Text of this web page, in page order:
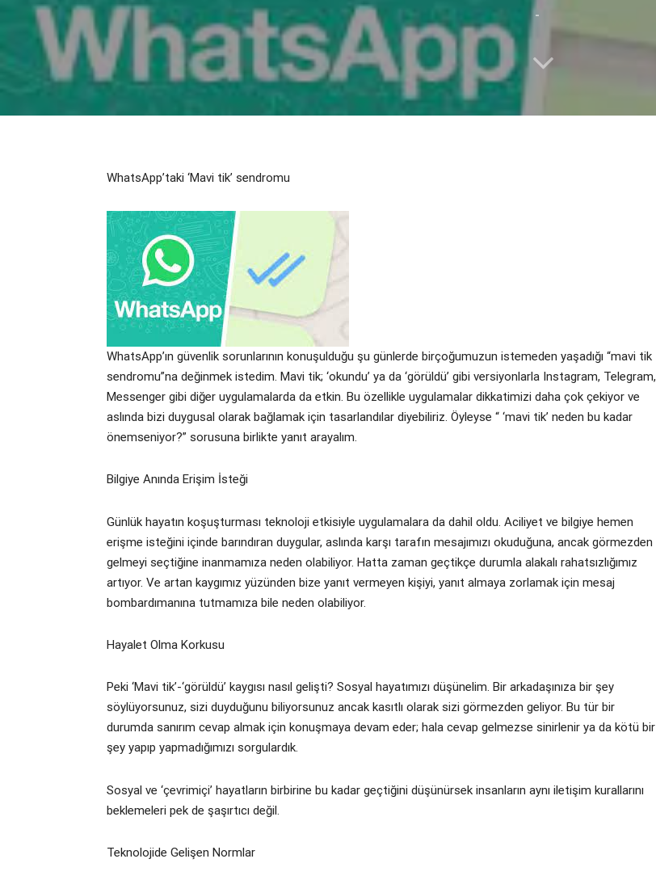
WhatsApp’taki ‘Mavi tik’ sendromu
WhatsApp’ın güvenlik sorunlarının konuşulduğu şu günlerde birçoğumuzun istemeden yaşadığı “mavi tik
sendromu”na değinmek istedim. Mavi tik; ‘okundu’ ya da ‘görüldü’ gibi versiyonlarla Instagram, Telegram,
Messenger gibi diğer uygulamalarda da etkin. Bu özellikle uygulamalar dikkatimizi daha çok çekiyor ve
aslında bizi duygusal olarak bağlamak için tasarlandılar diyebiliriz. Öyleyse “ ‘mavi tik’ neden bu kadar
önemseniyor?” sorusuna birlikte yanıt arayalım.
Bilgiye Anında Erişim İsteği
Günlük hayatın koşuşturması teknoloji etkisiyle uygulamalara da dahil oldu. Aciliyet ve bilgiye hemen
erişme isteğini içinde barındıran duygular, aslında karşı tarafın mesajımızı okuduğuna, ancak görmezden
gelmeyi seçtiğine inanmamıza neden olabiliyor. Hatta zaman geçtikçe durumla alakalı rahatsızlığımız
artıyor. Ve artan kaygımız yüzünden bize yanıt vermeyen kişiyi, yanıt almaya zorlamak için mesaj
bombardımanına tutmamıza bile neden olabiliyor.
Hayalet Olma Korkusu
Peki ‘Mavi tik’-‘görüldü’ kaygısı nasıl gelişti? Sosyal hayatımızı düşünelim. Bir arkadaşınıza bir şey
söylüyorsunuz, sizi duyduğunu biliyorsunuz ancak kasıtlı olarak sizi görmezden geliyor. Bu tür bir
durumda sanırım cevap almak için konuşmaya devam eder; hala cevap gelmezse sinirlenir ya da kötü bir
şey yapıp yapmadığımızı sorgulardık.
Sosyal ve ‘çevrimiçi’ hayatların birbirine bu kadar geçtiğini düşünürsek insanların aynı iletişim kurallarını
beklemeleri pek de şaşırtıcı değil.
Teknolojide Gelişen Normlar